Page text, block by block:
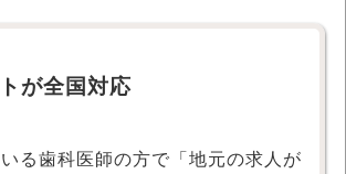
が全国対応
る歯科医師の方で「地元の求人が